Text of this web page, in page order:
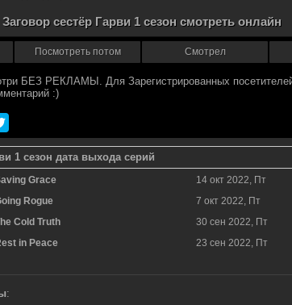
Заговор сестёр Гарви 1 сезон смотреть онлайн
Посмотреть потом Смотрел
1 сезон дата выхода серий
Grace 14 окт 2022, Пт
Rogue 7 окт 2022, Пт
Cold Truth 30 сен 2022, Пт
in Peace 23 сен 2022, Пт
: